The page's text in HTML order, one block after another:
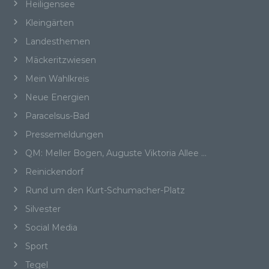
Heiligensee
Kleingärten
Landesthemen
Mäckeritzwiesen
Mein Wahlkreis
Neue Energien
Paracelsus-Bad
Pressemeldungen
QM: Meller Bogen, Auguste Viktoria Allee …
Reinickendorf
Rund um den Kurt-Schumacher-Platz
Silvester
Social Media
Sport
Tegel
Betroffene Person ist jede identifizierte oder
identifizierbare natürliche Person, deren
Verarbeitung Verantwortlichen verarbeitet
werden.
Verarbeitung ist jeder mit oder ohne Hilfe
automatisierter Verfahren ausgeführte Vorgang
Zusammenhang mit personenbezogenen Daten
Organisation, das Ordnen, die Speicherung, die
Anpassung oder Veränderung, das Auslesen,
durch Übermittlung, Verbreitung oder eine
andere Form der Bereitstellung, den Abgleich